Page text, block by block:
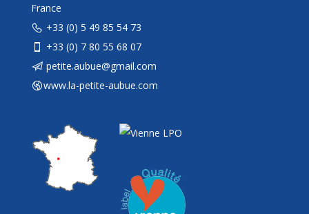
France
+33 (0) 5 49 85 54 73
+33 (0) 7 80 55 68 07
petite.aubue@gmail.com
www.la-petite-aubue.com